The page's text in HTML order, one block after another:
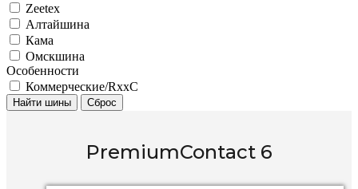
Zeetex
Алтайшина
Кама
Омскшина
Особенности
Коммерческие/RxxC
Найти шины Сброс
PremiumContact 6